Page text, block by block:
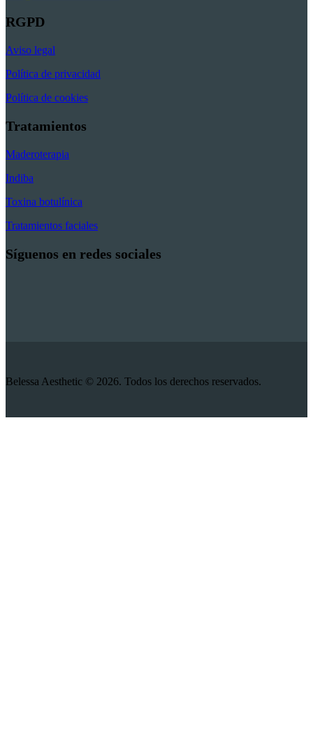
RGPD
Aviso legal
Política de privacidad
Política de cookies
Tratamientos
Maderoterapia
Indiba
Toxina botulínica
Tratamientos faciales
Síguenos en redes sociales
Belessa Aesthetic © 2026. Todos los derechos reservados.